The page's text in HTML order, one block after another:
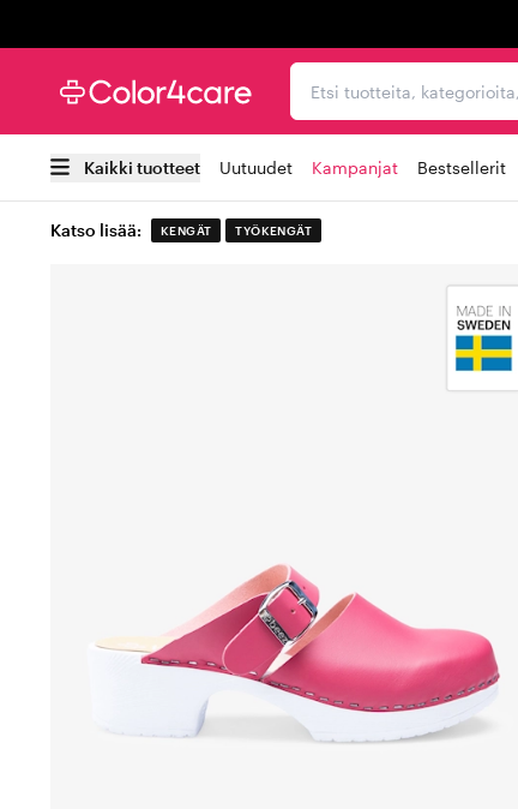
Etsi tuotteita,
Kaikki tuotteet Uutuudet Kampanjat Bestsellerit
Katso lisää: KENGÄT TYÖKENGÄT